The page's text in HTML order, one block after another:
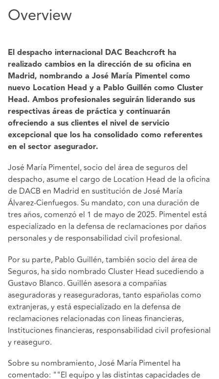
Overview
El despacho internacional DAC Beachcroft ha
realizado cambios en la dirección de su oficina en
Madrid, nombrando a José María Pimentel como
nuevo Location Head y a Pablo Guillén como Cluster
Head. Ambos profesionales seguirán liderando sus
respectivas áreas de práctica y continuarán
ofreciendo a sus clientes el nivel de servicio
excepcional que los ha consolidado como referentes
en el sector asegurador.
José María Pimentel, socio del área de seguros del
despacho, asume el cargo de Location Head de la oficina
de DACB en Madrid en sustitución de José María
Álvarez-Cienfuegos. Su mandato, con una duración de
tres años, comenzó el 1 de mayo de 2025. Pimentel está
especializado en la defensa de reclamaciones por daños
personales y de responsabilidad civil profesional.
Por su parte, Pablo Guillén, también socio del área de
Seguros, ha sido nombrado Cluster Head sucediendo a
Gustavo Blanco. Guillén asesora a compañías
aseguradoras y reaseguradoras, tanto españolas como
extranjeras, y está especializado en la defensa de
reclamaciones relacionadas con lineas financieras,
Instituciones financieras, responsabilidad civil profesional
y reaseguro.
Sobre su nombramiento, José María Pimentel ha
comentado: ""El equipo y las distintas capacidades de